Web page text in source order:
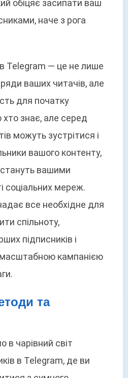
обіцяє засипати ваш
наче з рога
Telegram — це не лише
ваших читачів, але
для початку
хто знає, але серед
можуть зустрітися і
вашого контенту,
вашими
соціальних мереж.
все необхідне для
спільноту,
підписників і
кампанією
та
в чарівний світ
в Telegram, де ви